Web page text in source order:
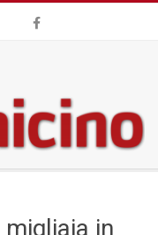
migliaia in